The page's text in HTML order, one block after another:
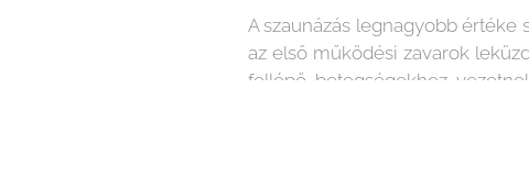
A szaunázás legnagyobb
az első működési zavarok
fellépő betegségekhez